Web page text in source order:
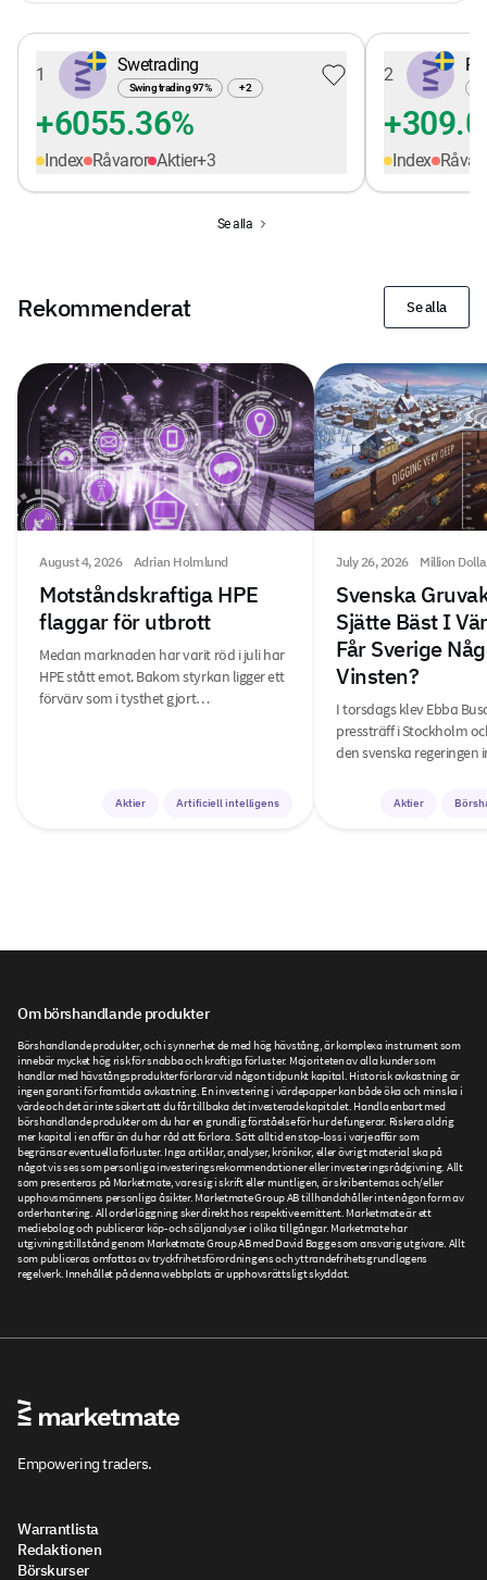
1 Swetrading
Swing trading97% +2
+6055.36%
Index Råvaror Aktier+3
2
Index
Se alla
Rekommenderat Se alla
August 4, 2026 Adrian Holmlund
Motståndskraftiga HPE
flaggar för utbrott
Medan marknaden har varit röd i juli har
HPE stått emot. Bakom styrkan ligger ett
förvärv som i tysthet gjort…
Aktier Artificiell intelligens
July 26, 2026 Million
Svenska
Sjätte Bäst I
Får Sverige
Vinsten?
I torsdags klev Ebba
pressträff i Stockholm
den svenska
Aktier
Om börshandlande produkter
Börshandlande produkter, och i synnerhet de med hög hävstång, är komplexa instrument som
innebär mycket hög risk för snabba och kraftiga förluster. Majoriteten av alla kunder som
handlar med hävstångsprodukter förlorar vid någon tidpunkt kapital. Historisk avkastning är
ingen garanti för framtida avkastning. En investering i värdepapper kan både öka och minska i
värde och det är inte säkert att du får tillbaka det investerade kapitalet. Handla enbart med
börshandlande produkter om du har en grundlig förståelse för hur de fungerar. Riskera aldrig
mer kapital i en affär än du har råd att förlora. Sätt alltid en stop-loss i varje affär som
begränsar eventuella förluster. Inga artiklar, analyser, krönikor, eller övrigt material ska på
något vis ses som personliga investeringsrekommendationer eller investeringsrådgivning. Allt
som presenteras på Marketmate, vare sig i skrift eller muntligen, är skribenternas och/eller
upphovsmännens personliga åsikter. Marketmate Group AB tillhandahåller inte någon form av
orderhantering. All orderläggning sker direkt hos respektive emittent. Marketmate är ett
mediebolag och publicerar köp- och säljanalyser i olika tillgångar. Marketmate har
utgivningstillstånd genom Marketmate Group AB med David Bagge som ansvarig utgivare. Allt
som publiceras omfattas av tryckfrihetsförordningens och yttrandefrihetsgrundlagens
regelverk. Innehållet på denna webbplats är upphovsrättsligt skyddat.
Empowering traders.
Warrantlista
Redaktionen
Börskurser